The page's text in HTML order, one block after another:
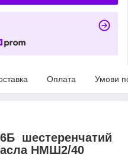
Оплата Умови
шестеренчатий
НМШ2/40